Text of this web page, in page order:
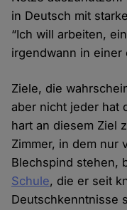
in Deutsch mit
“Ich will arbeiten,
irgendwann in einer
Ziele, die
aber nicht jeder hat
hart an diesem Ziel
Zimmer, in dem nur
Blechspind stehen,
Schule, die er seit
Deutschkenntnisse